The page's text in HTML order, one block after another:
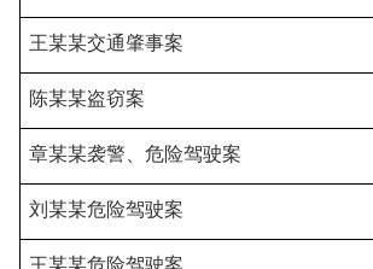
王某某交通肇事案
陈某某盗窃案
章某某袭警、危险驾驶案
刘某某危险驾驶案